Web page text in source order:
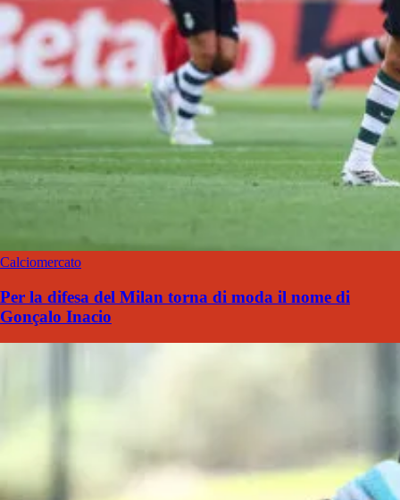
Calciomercato
Per la difesa del Milan torna di moda il nome di
Gonçalo Inacio